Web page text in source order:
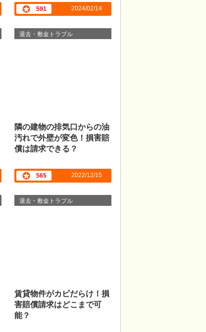
591 2024/02/14
退去・敷金トラブル
隣の建物の排気口からの油
汚れで外壁が変色！損害賠
償は請求できる？
565 2022/12/15
退去・敷金トラブル
賃貸物件がカビだらけ！損
害賠償請求はどこまで可
能？